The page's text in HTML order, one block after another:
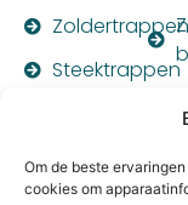
Om de beste
cookies om
Zoldertrappen
Steektrappen